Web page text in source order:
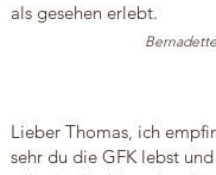
als gesehen erlebt.
Lieber Thomas, ich
sehr du die GFK lebst